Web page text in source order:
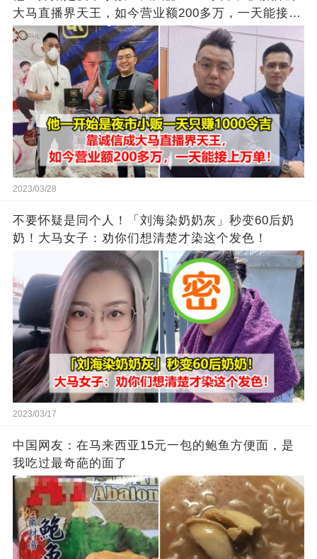
大马直播界天王，如今营业额200多万，一天能接上
万单
2023/03/28
不要怀疑是同个人！「刘海染奶奶灰」秒变60后奶
奶！大马女子：劝你们想清楚才染这个发色！
2023/03/17
中国网友：在马来西亚15元一包的鲍鱼方便面，是
我吃过最奇葩的面了